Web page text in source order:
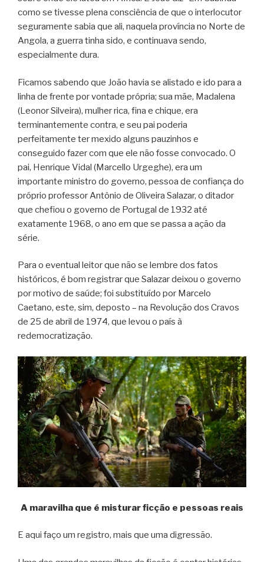
como se tivesse plena consciência de que o interlocutor
seguramente sabia que ali, naquela província no Norte de
Angola, a guerra tinha sido, e continuava sendo,
especialmente dura.
Ficamos sabendo que João havia se alistado e ido para a
linha de frente por vontade própria; sua mãe, Madalena
(Leonor Silveira), mulher rica, fina e chique, era
terminantemente contra, e seu pai poderia
perfeitamente ter mexido alguns pauzinhos e
conseguido fazer com que ele não fosse convocado. O
pai, Henrique Vidal (Marcello Urgeghe), era um
importante ministro do governo, pessoa de confiança do
próprio professor Antônio de Oliveira Salazar, o ditador
que chefiou o governo de Portugal de 1932 até
exatamente 1968, o ano em que se passa a ação da
série.
Para o eventual leitor que não se lembre dos fatos
históricos, é bom registrar que Salazar deixou o governo
por motivo de saúde; foi substituído por Marcelo
Caetano, este, sim, deposto – na Revolução dos Cravos
de 25 de abril de 1974, que levou o país à
redemocratização.
A maravilha que é misturar ficção e pessoas reais
E aqui faço um registro, mais que uma digressão.